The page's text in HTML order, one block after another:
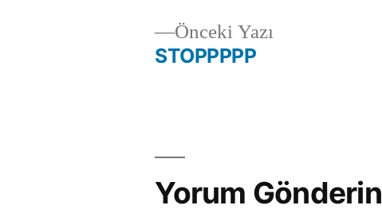
Önceki YazıÖnceki
STOPPPPP
Yorum Gönderin